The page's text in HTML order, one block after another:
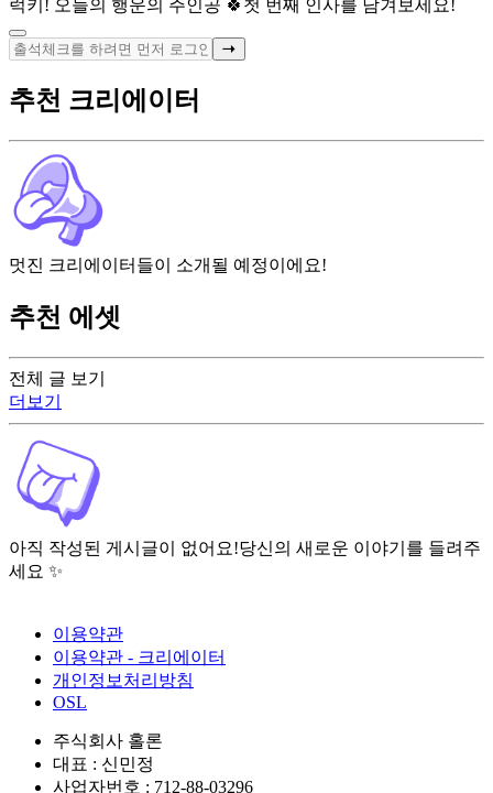
럭키! 오늘의 행운의 주인공 🍀 첫 번째 인사를 남겨보세요!
전체 글 보기
더보기
아직 작성된 게시글이 없어요!당신의 새로운 이야기를 들려주
세요 ✨
추천 크리에이터
멋진 크리에이터들이 소개될 예정이에요!
추천 에셋
이용약관
이용약관 - 크리에이터
개인정보처리방침
OSL
주식회사 홀론
대표 : 신민정
사업자번호 : 712-88-03296